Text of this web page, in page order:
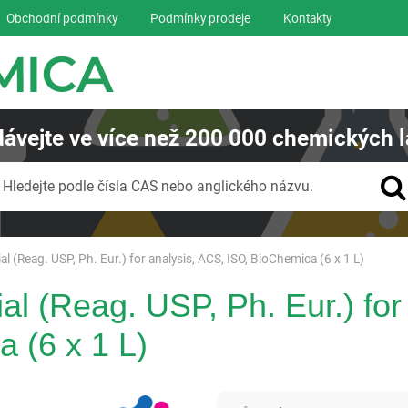
(Reag. USP, Ph. Eur.) for analysis, ACS, ISO, BioChemica (6 x 1 L)
(Reag. USP, Ph. Eur.)
(6 x 1 L)
Panreac AppliChem
Obchodní podmínky Podmínky prodeje Kontakty
ve více než200 000 chemických
Hledejte podle čísla CAS nebo anglického názvu.